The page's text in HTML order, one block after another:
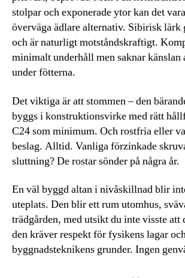
stolpar och exponerade ytor kan det
överväga ädlare alternativ. Sibirisk lärk
och är naturligt motståndskraftigt.
minimalt underhåll men saknar
under fötterna.
Det viktiga är att stommen – den
byggs i konstruktionsvirke med rätt
C24 som minimum. Och rostfria eller
beslag. Alltid. Vanliga förzinkade
sluttning? De rostar sönder på några år.
En väl byggd altan i nivåskillnad blir
uteplats. Den blir ett rum utomhus,
trädgården, med utsikt du inte visste att
den kräver respekt för fysikens lagar
byggnadsteknikens grunder. Ingen